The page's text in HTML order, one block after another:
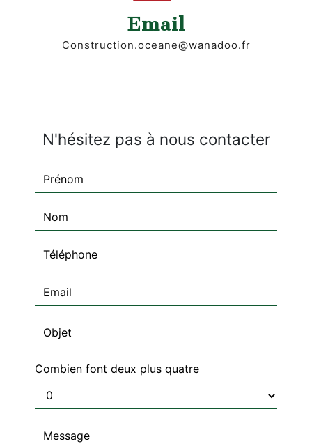
Email
construction.oceane@wanadoo.fr
N'hésitez pas à nous contacter
Combien font deux plus quatre